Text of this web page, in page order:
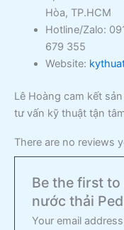
Hòa, TP.HCM
Hotline/Zalo:
679 355
Website:
Lê Hoàng cam kết
tư vấn kỹ thuật tận
There are no reviews
Be the first to
nước thải
Your email